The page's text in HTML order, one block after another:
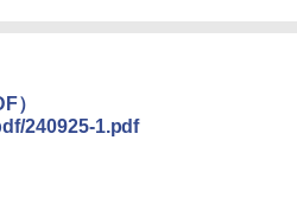
ト買い】 [山善] スチームオーブン
し フラットテーブル グレー YRZ-
+ 炊飯器 5.5合 マイコン式
）
240925-1.pdf